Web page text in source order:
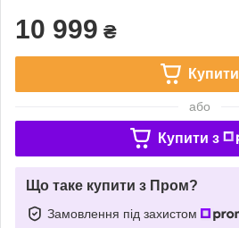
10 999 ₴
Купити
або
Купити з
Що таке купити з Пром?
Замовлення під захистом